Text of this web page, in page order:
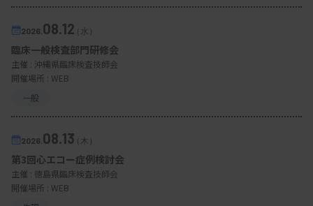
2026. 08.12（水）
臨床一般検査部門研修会
主催 : 沖縄県臨床検査技師会
開催場所 : WEB
一般
2026. 08.13（木）
第3回心エコー症例検討会
主催 : 徳島県臨床検査技師会
開催場所 : WEB